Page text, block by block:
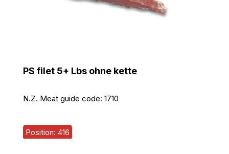
PS filet 5+ Lbs ohne kette
N.Z. Meat guide code: 1710
Position: 416